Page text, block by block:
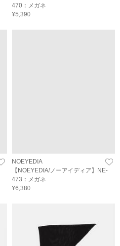
470：メガネ
¥5,390
NOEYEDIA
【NOEYEDIA/ノーアイディア】NE-
473：メガネ
¥6,380